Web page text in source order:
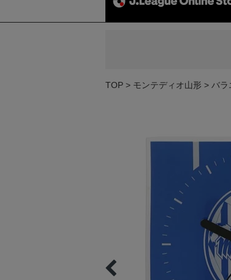
TOP モンテディオ山形 バラ